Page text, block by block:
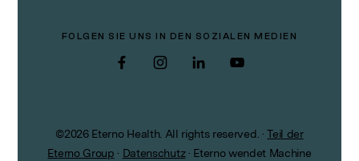
FOLGEN SIE UNS IN DEN SOZIALEN MEDIEN
FacebookInstagramLinkedInYouTube
©2026Eterno Health. All rights reserved. ·Teil der
Eterno Group · Datenschutz· Eterno wendet Machine